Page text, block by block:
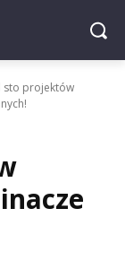
sto projektów